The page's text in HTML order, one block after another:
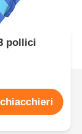
pollici